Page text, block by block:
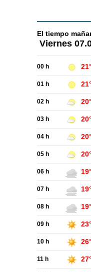
El tiempo
Viernes
00 h 21°
01 h 21°
02 h 20°
03 h 20°
04 h 20°
05 h 20°
06 h 19°
07 h 19°
08 h 19°
09 h 23°
10 h 26°
11 h 27°